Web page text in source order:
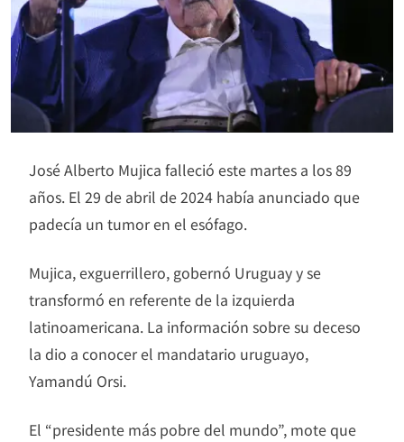
José Alberto Mujica falleció este martes a los 89
años. El 29 de abril de 2024 había anunciado que
padecía un tumor en el esófago.
Mujica, exguerrillero, gobernó Uruguay y se
transformó en referente de la izquierda
latinoamericana. La información sobre su deceso
la dio a conocer el mandatario uruguayo,
Yamandú Orsi.
El “presidente más pobre del mundo”, mote que